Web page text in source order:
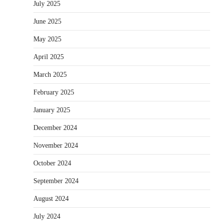
July 2025
June 2025
May 2025
April 2025
March 2025
February 2025
January 2025
December 2024
November 2024
October 2024
September 2024
August 2024
July 2024